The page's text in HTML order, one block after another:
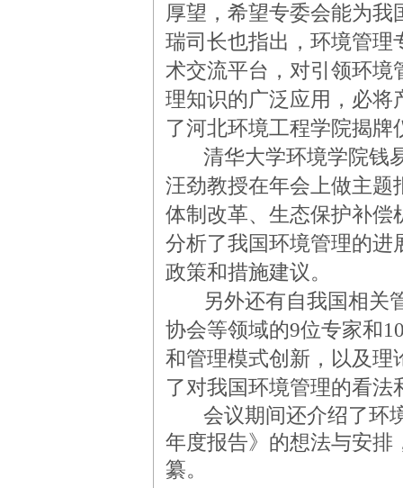
厚望，希望专委会能为
瑞司长也指出，环境管理
术交流平台，对引领环
理知识的广泛应用，必将
了河北环境工程学院揭牌
清华大学环境学院钱
汪劲教授在年会上做主题
体制改革、生态保护补偿
分析了我国环境管理的进
政策和措施建议。
另外还有自我国相关
协会等领域的9位专家和
和管理模式创新，以及理
了对我国环境管理的看法
会议期间还介绍了环
年度报告》的想法与安排
纂。